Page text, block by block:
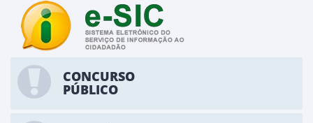
CONCURSO
PÚBLICO